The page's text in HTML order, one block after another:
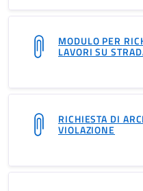
MODULO PER
LAVORI SU
RICHIESTA DI
VIOLAZIONE